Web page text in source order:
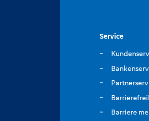
Service
Barriere